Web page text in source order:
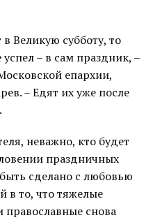
Великую субботу, то
– в сам праздник, –
епархии,
– Едят их уже после
неважно, кто будет
праздничных
сделано с любовью
в то, что тяжелые
православные снова